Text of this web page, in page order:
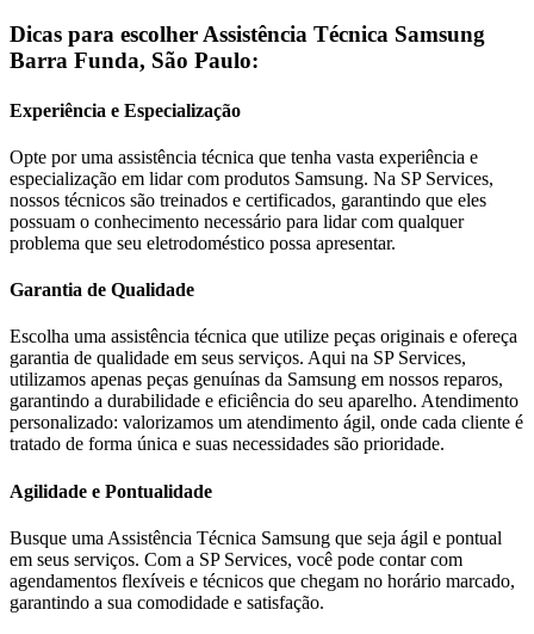
Dicas para escolher Assistência Técnica Samsung
Barra Funda, São Paulo:
Experiência e Especialização
Opte por uma assistência técnica que tenha vasta experiência e
especialização em lidar com produtos Samsung. Na SP Services,
nossos técnicos são treinados e certificados, garantindo que eles
possuam o conhecimento necessário para lidar com qualquer
problema que seu eletrodoméstico possa apresentar.
Garantia de Qualidade
Escolha uma assistência técnica que utilize peças originais e ofereça
garantia de qualidade em seus serviços. Aqui na SP Services,
utilizamos apenas peças genuínas da Samsung em nossos reparos,
garantindo a durabilidade e eficiência do seu aparelho. Atendimento
personalizado: valorizamos um atendimento ágil, onde cada cliente é
tratado de forma única e suas necessidades são prioridade.
Agilidade e Pontualidade
Busque uma Assistência Técnica Samsung que seja ágil e pontual
em seus serviços. Com a SP Services, você pode contar com
agendamentos flexíveis e técnicos que chegam no horário marcado,
garantindo a sua comodidade e satisfação.